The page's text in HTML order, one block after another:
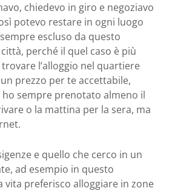
chiedevo in giro e negoziavo
potevo restare in ogni luogo
escluso da questo
perché il quel caso è più
l’alloggio nel quartiere
prezzo per te accettabile,
sempre prenotato almeno il
o la mattina per la sera, ma
e quello che cerco in un
ad esempio in questo
vita preferisco alloggiare in zone